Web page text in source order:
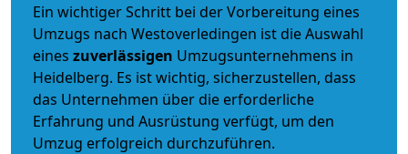
Ein wichtiger Schritt bei der Vorbereitung eines
Umzugs nach Westoverledingen ist die Auswahl
eines zuverlässigen Umzugsunternehmens in
Heidelberg. Es ist wichtig, sicherzustellen, dass
das Unternehmen über die erforderliche
Erfahrung und Ausrüstung verfügt, um den
Umzug erfolgreich durchzuführen.